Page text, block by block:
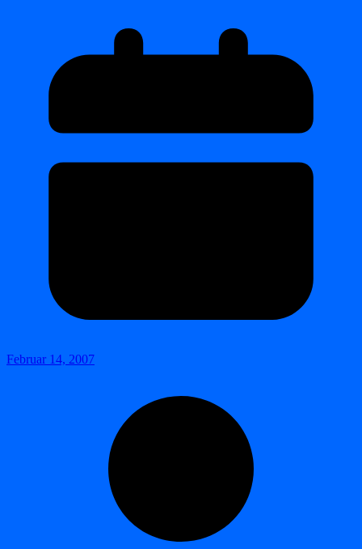
Februar 14, 2007